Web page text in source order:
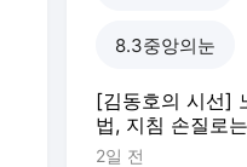
8.3중앙의눈
[김동호의 시선]
법, 지침 손질로
막는다
2일 전